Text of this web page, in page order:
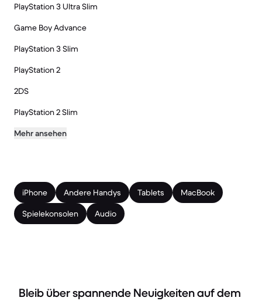
PlayStation 3 Ultra Slim
Game Boy Advance
PlayStation 3 Slim
PlayStation 2
2DS
PlayStation 2 Slim
Mehr ansehen
iPhone Andere Handys Tablets
MacBook
Spielekonsolen
Audio
Bleib über spannende Neuigkeiten auf dem